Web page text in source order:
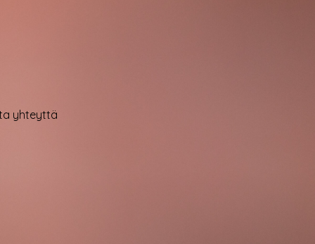
yhteyttä